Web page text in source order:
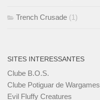
Trench Crusade (1)
SITES INTERESSANTES
Clube B.O.S.
Clube Potiguar de Wargames
Evil Fluffy Creatures